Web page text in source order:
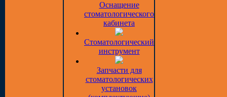
Оснащение
стоматологического
кабинета
Стоматологический
инструмент
Запчасти для
стоматологических
установок